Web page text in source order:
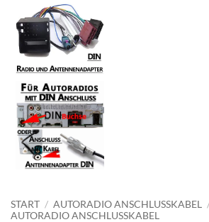
START / AUTORADIO ANSCHLUSSKABEL
AUTORADIO ANSCHLUSSKABEL